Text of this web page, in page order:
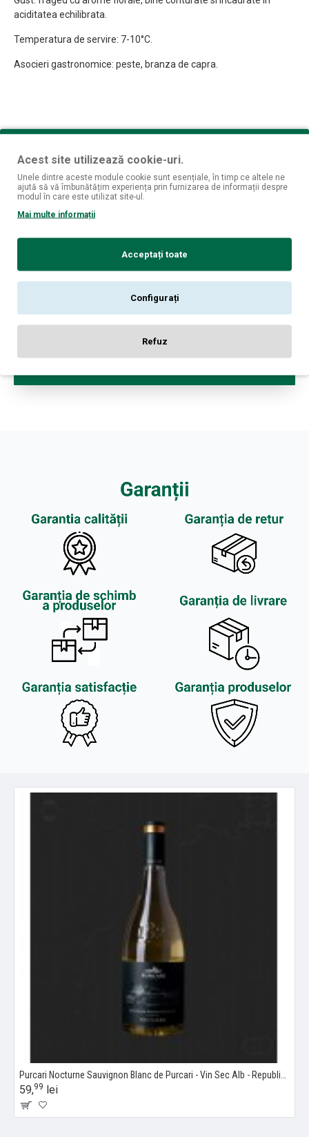
aciditatea echilibrata.
Temperatura de servire: 7-10°С.
Asocieri gastronomice: peste, branza de capra.
Nu sunt opinii despre acest produs.
SPUNE-ŢI OPINIA
Numele tău:
Opinia ta:
Nota:
Rău Bun
59,99 lei
Acest site utilizează cookie-uri.
Unele dintre aceste module cookie sunt esențiale, în timp ce altele ne
ajută să vă îmbunătățim experiența prin furnizarea de informații despre
modul în care este utilizat site-ul.
Mai multe informații
Acceptați toate
Configurați
Refuz